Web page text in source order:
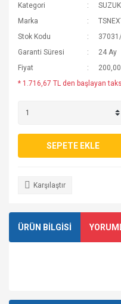
Kategori
SUZUKI
Marka
Stok Kodu
Garanti Süresi
24 Ay
Fiyat
* 1.716,67 TL den başlayan
SEPETE EKLE
Karşılaştır
ÜRÜN BİLGİSİ